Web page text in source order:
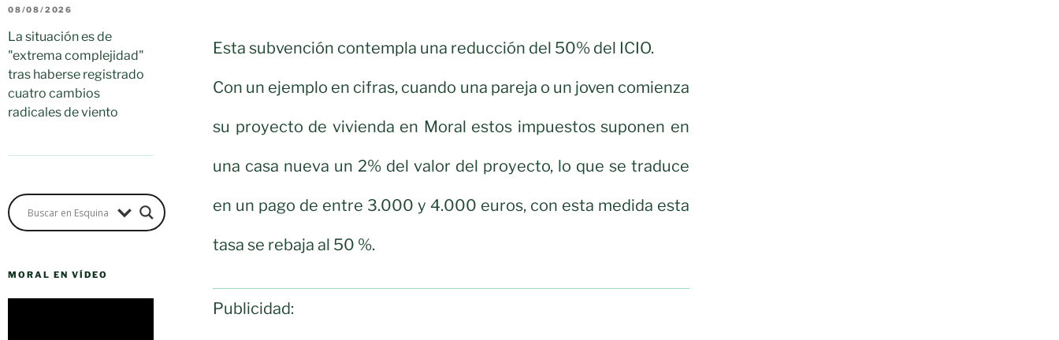
08/08/2026
La situación es de
"extrema complejidad"
tras haberse registrado
cuatro cambios
radicales de viento
MORAL EN VÍDEO
Esta subvención contempla una reducción del 50% del ICIO.
Con un ejemplo en cifras, cuando una pareja o un joven comienza
su proyecto de vivienda en Moral estos impuestos suponen en
una casa nueva un 2% del valor del proyecto, lo que se traduce
en un pago de entre 3.000 y 4.000 euros, con esta medida esta
tasa se rebaja al 50 %.
Publicidad: